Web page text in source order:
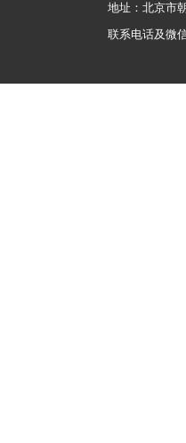
地址：北京市
联系电话及微